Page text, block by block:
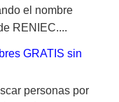
el nombre
RENIEC....
GRATIS sin
personas por